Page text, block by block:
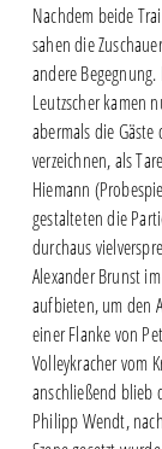
Nachdem beide
sahen die
andere
Leutzscher kamen
abermals die
verzeichnen, als
Hiemann
gestalteten die
durchaus
Alexander Brunst
aufbieten, um den
einer Flanke von
Volleykracher vom
anschließend blieb
Philipp Wendt,